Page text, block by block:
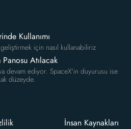
Kullanımı
için nasıl kullanabiliriz
Atılacak
devam ediyor. SpaceX'in duyurusu ise
düzeyde.
İnsan Kaynakları